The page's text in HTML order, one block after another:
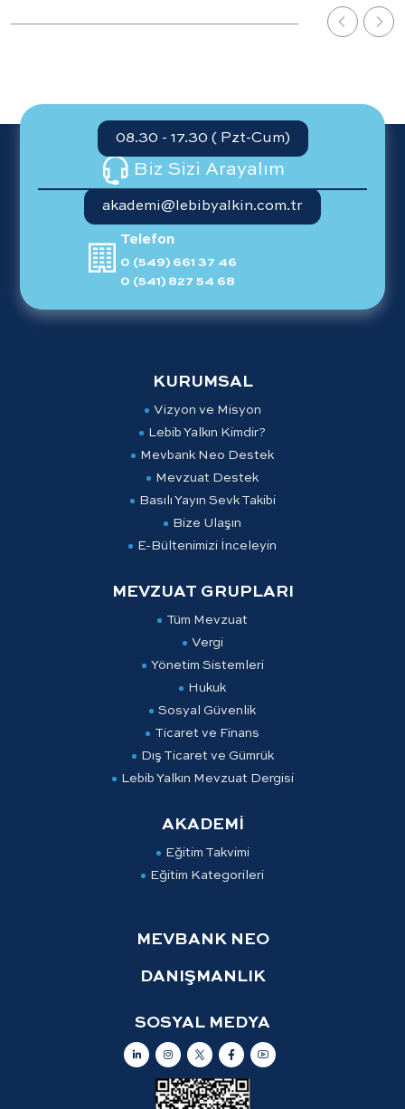
08.30 - 17.30 ( Pzt-Cum)
Biz Sizi Arayalım
akademi@lebibyalkin.com.tr
Telefon
0 (549) 661 37 46
0 (541) 827 54 68
KURUMSAL
Vizyon ve Misyon
Lebib Yalkın Kimdir?
Mevbank Neo Destek
Mevzuat Destek
Basılı Yayın Sevk Takibi
Bize Ulaşın
E-Bültenimizi İnceleyin
MEVZUAT GRUPLARI
Tüm Mevzuat
Vergi
Yönetim Sistemleri
Hukuk
Sosyal Güvenlik
Ticaret ve Finans
Dış Ticaret ve Gümrük
Lebib Yalkın Mevzuat Dergisi
AKADEMİ
Eğitim Takvimi
Eğitim Kategorileri
MEVBANK NEO
DANIŞMANLIK
SOSYAL MEDYA